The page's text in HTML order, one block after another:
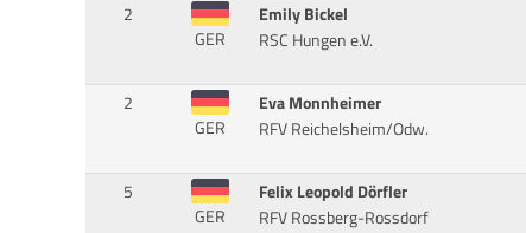
2
GER
Emily Bickel
RSC Hungen e.V.
2
GER
Eva Monnheimer
RFV Reichelsheim/Odw.
5
GER
Felix Leopold Dörfler
RFV Rossberg-Rossdorf